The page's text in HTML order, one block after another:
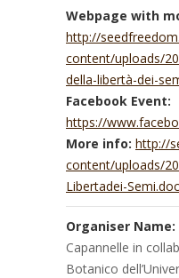
Webpage with
http://
content/uploads/
della-libertà-dei-
Facebook Event:
https://
More info: http://
content/uploads/
Libertadei-
Organiser Name:
Capannelle in
Botanico